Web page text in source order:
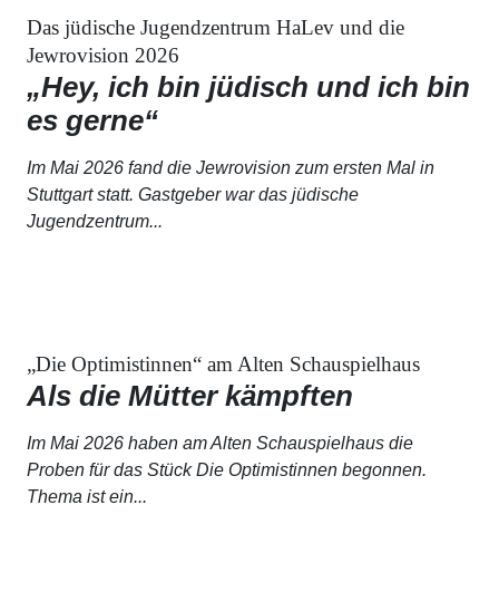
Das jüdische Jugendzentrum HaLev und die
Jewrovision 2026
„Hey, ich bin jüdisch und ich bin
es gerne“
Im Mai 2026 fand die Jewrovision zum ersten Mal in
Stuttgart statt. Gastgeber war das jüdische
Jugendzentrum...
„Die Optimistinnen“ am Alten Schauspielhaus
Als die Mütter kämpften
Im Mai 2026 haben am Alten Schauspielhaus die
Proben für das StückDie Optimistinnen begonnen.
Thema ist ein...